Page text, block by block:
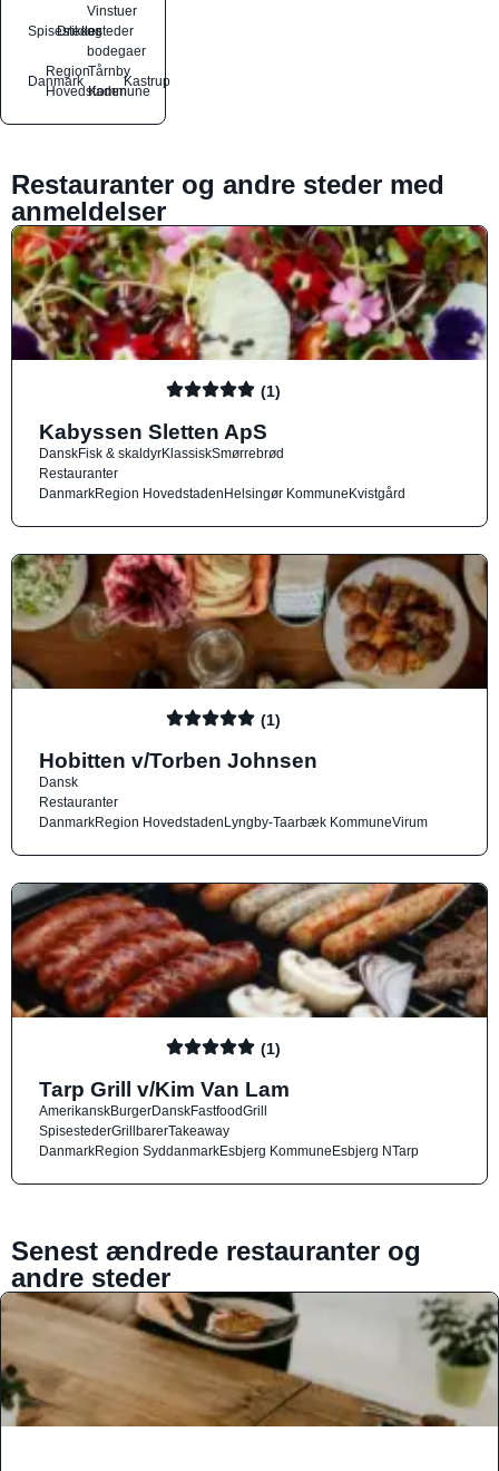
Spisesteder
Drikkesteder
Vinstuer
og
bodegaer
Danmark
Region
Hovedstaden
Tårnby
Kommune
Kastrup
Restauranter og andre steder med
anmeldelser
(1)
Kabyssen Sletten ApS
DanskFisk & skaldyrKlassiskSmørrebrød
Restauranter
DanmarkRegion HovedstadenHelsingør KommuneKvistgård
(1)
Hobitten v/Torben Johnsen
Dansk
Restauranter
DanmarkRegion HovedstadenLyngby-Taarbæk KommuneVirum
(1)
Tarp Grill v/Kim Van Lam
AmerikanskBurgerDanskFastfoodGrill
SpisestederGrillbarerTakeaway
DanmarkRegion SyddanmarkEsbjerg KommuneEsbjerg NTarp
Senest ændrede restauranter og
andre steder